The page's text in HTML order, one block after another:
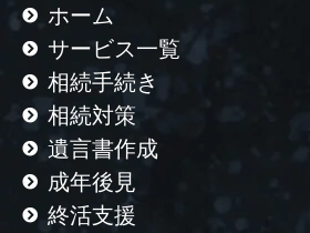
ホーム
サービス一覧
相続手続き
相続対策
遺言書作成
成年後見
終活支援